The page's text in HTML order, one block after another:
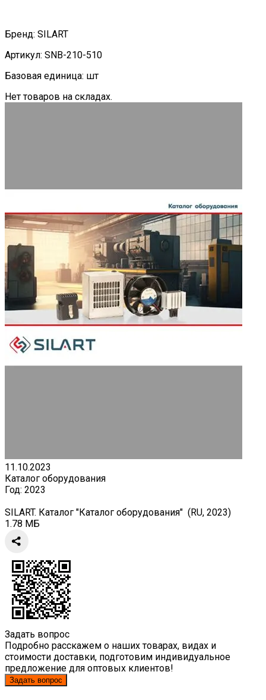
Бренд: SILART
Артикул: SNB-210-510
Базовая единица: шт
Нет товаров на складах.
11.10.2023
Каталог оборудования
Год: 2023
SILART. Каталог "Каталог оборудования" (RU, 2023)
1.78 МБ
Задать вопрос
Подробно расскажем о наших товарах, видах и
стоимости доставки, подготовим индивидуальное
предложение для оптовых клиентов!
Задать вопрос